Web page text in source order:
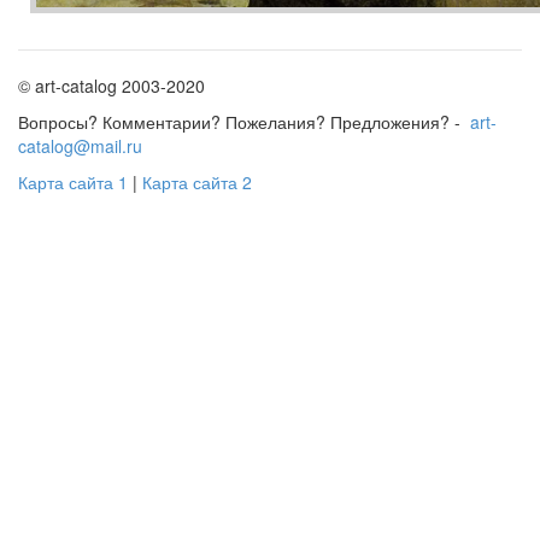
© art-catalog 2003-2020
Вопросы? Комментарии? Пожелания? Предложения? - art-
catalog@mail.ru
Карта сайта 1 | Карта сайта 2